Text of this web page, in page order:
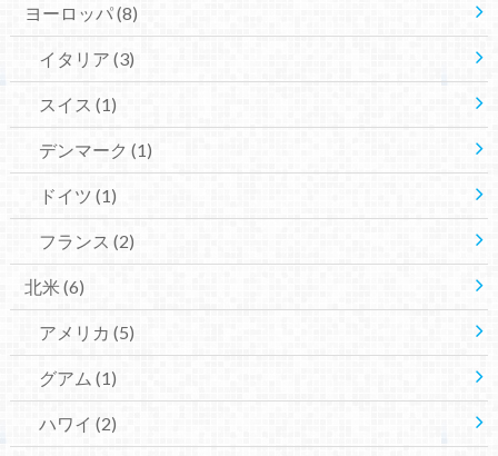
ヨーロッパ(8)
イタリア (3)
スイス (1)
デンマーク (1)
ドイツ (1)
フランス (2)
北米 (6)
アメリカ (5)
グアム (1)
ハワイ (2)